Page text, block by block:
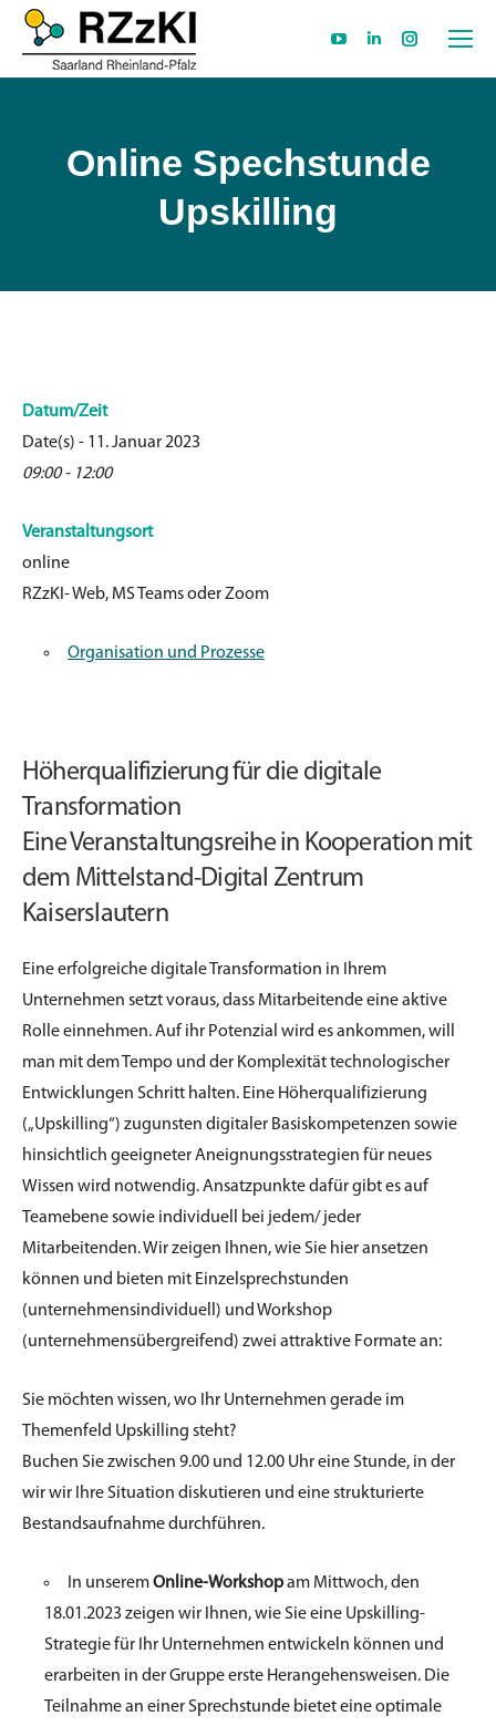
page
new
Linkedin
page
new
Instagram
page
new
Online Spechstunde
Upskilling
Datum/Zeit
Date(s) - 11. Januar 2023
09:00 - 12:00
Veranstaltungsort
online
RZzKI- Web, MS Teams oder Zoom
Organisation und Prozesse
Höherqualifizierung für die digitale
Transformation
Eine Veranstaltungsreihe in Kooperation mit
dem Mittelstand-Digital Zentrum
Kaiserslautern
Eine erfolgreiche digitale Transformation in Ihrem
Unternehmen setzt voraus, dass Mitarbeitende eine aktive
Rolle einnehmen. Auf ihr Potenzial wird es ankommen, will
man mit dem Tempo und der Komplexität technologischer
Entwicklungen Schritt halten. Eine Höherqualifizierung
(„Upskilling“) zugunsten digitaler Basiskompetenzen sowie
hinsichtlich geeigneter Aneignungsstrategien für neues
Wissen wird notwendig. Ansatzpunkte dafür gibt es auf
Teamebene sowie individuell bei jedem/ jeder
Mitarbeitenden. Wir zeigen Ihnen, wie Sie hier ansetzen
können und bieten mit Einzelsprechstunden
(unternehmensindividuell) und Workshop
(unternehmensübergreifend) zwei attraktive Formate an:
Sie möchten wissen, wo Ihr Unternehmen gerade im
Themenfeld Upskilling steht?
Buchen Sie zwischen 9.00 und 12.00 Uhr eine Stunde, in der
wir wir Ihre Situation diskutieren und eine strukturierte
Bestandsaufnahme durchführen.
In unseremOnline-Workshopam Mittwoch, den
18.01.2023 zeigen wir Ihnen, wie Sie eine Upskilling-
Strategie für Ihr Unternehmen entwickeln können und
erarbeiten in der Gruppe erste Herangehensweisen. Die
Teilnahme an einer Sprechstunde bietet eine optimale